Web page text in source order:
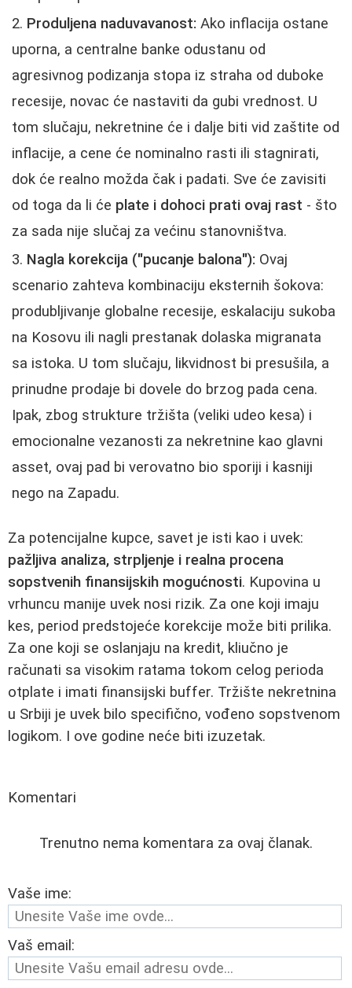
Produljena naduvavanost: Ako inflacija ostane
uporna, a centralne banke odustanu od
agresivnog podizanja stopa iz straha od duboke
recesije, novac će nastaviti da gubi vrednost. U
tom slučaju, nekretnine će i dalje biti vid zaštite od
inflacije, a cene će nominalno rasti ili stagnirati,
dok će realno možda čak i padati. Sve će zavisiti
od toga da li će plate i dohoci prati ovaj rast - što
za sada nije slučaj za većinu stanovništva.
Nagla korekcija ("pucanje balona"): Ovaj
scenario zahteva kombinaciju eksternih šokova:
produbljivanje globalne recesije, eskalaciju sukoba
na Kosovu ili nagli prestanak dolaska migranata
sa istoka. U tom slučaju, likvidnost bi presušila, a
prinudne prodaje bi dovele do brzog pada cena.
Ipak, zbog strukture tržišta (veliki udeo kesa) i
emocionalne vezanosti za nekretnine kao glavni
asset, ovaj pad bi verovatno bio sporiji i kasniji
nego na Zapadu.
Za potencijalne kupce, savet je isti kao i uvek:
pažljiva analiza, strpljenje i realna procena
sopstvenih finansijskih mogućnosti. Kupovina u
vrhuncu manije uvek nosi rizik. Za one koji imaju
kes, period predstojeće korekcije može biti prilika.
Za one koji se oslanjaju na kredit, kliučno je
računati sa visokim ratama tokom celog perioda
otplate i imati finansijski buffer. Tržište nekretnina
u Srbiji je uvek bilo specifično, vođeno sopstvenom
logikom. I ove godine neće biti izuzetak.
Komentari
Trenutno nema komentara za ovaj članak.
Vaše ime:
Vaš email: